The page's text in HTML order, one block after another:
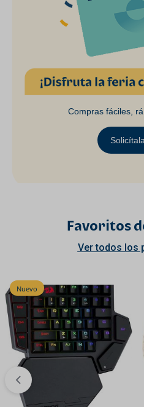
Compras fáciles,
Favoritos
Ver todos los
Nuevo